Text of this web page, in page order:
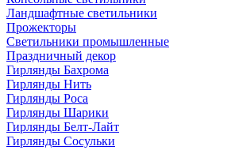
Ландшафтные светильники
Прожекторы
Светильники промышленные
Праздничный декор
Гирлянды Бахрома
Гирлянды Нить
Гирлянды Роса
Гирлянды Шарики
Гирлянды Белт-Лайт
Гирлянды Сосульки